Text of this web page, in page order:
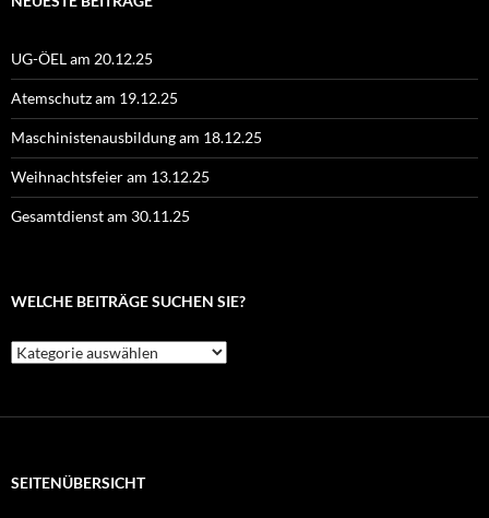
UG-ÖEL am 20.12.25
Atemschutz am 19.12.25
Maschinistenausbildung am 18.12.25
Weihnachtsfeier am 13.12.25
Gesamtdienst am 30.11.25
WELCHE BEITRÄGE SUCHEN SIE?
Welche
Beiträge
SEITENÜBERSICHT